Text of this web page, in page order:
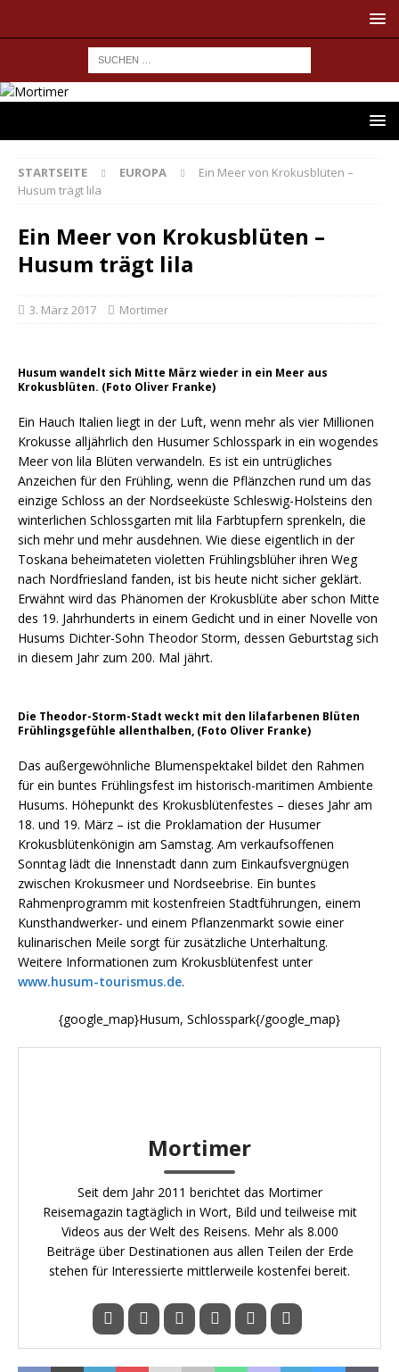
STARTSEITE EUROPA
Ein Meer von Krokusblüten –
Husum trägt lila
Ein Meer von Krokusblüten –
Husum trägt lila
3. März 2017 Mortimer
Husum wandelt sich Mitte März wieder in ein Meer aus
Krokusblüten. (Foto Oliver Franke)
Ein Hauch Italien liegt in der Luft, wenn mehr als vier Millionen
Krokusse alljährlich den Husumer Schlosspark in ein wogendes
Meer von lila Blüten verwandeln. Es ist ein untrügliches
Anzeichen für den Frühling, wenn die Pflänzchen rund um das
einzige Schloss an der Nordseeküste Schleswig-Holsteins den
winterlichen Schlossgarten mit lila Farbtupfern sprenkeln, die
sich mehr und mehr ausdehnen. Wie diese eigentlich in der
Toskana beheimateten violetten Frühlingsblüher ihren Weg
nach Nordfriesland fanden, ist bis heute nicht sicher geklärt.
Erwähnt wird das Phänomen der Krokusblüte aber schon Mitte
des 19. Jahrhunderts in einem Gedicht und in einer Novelle von
Husums Dichter-Sohn Theodor Storm, dessen Geburtstag sich
in diesem Jahr zum 200. Mal jährt.
Die Theodor-Storm-Stadt weckt mit den lilafarbenen Blüten
Frühlingsgefühle allenthalben, (Foto Oliver Franke)
Das außergewöhnliche Blumenspektakel bildet den Rahmen
für ein buntes Frühlingsfest im historisch-maritimen Ambiente
Husums. Höhepunkt des Krokusblütenfestes – dieses Jahr am
18. und 19. März – ist die Proklamation der Husumer
Krokusblütenkönigin am Samstag. Am verkaufsoffenen
Sonntag lädt die Innenstadt dann zum Einkaufsvergnügen
zwischen Krokusmeer und Nordseebrise. Ein buntes
Rahmenprogramm mit kostenfreien Stadtführungen, einem
Kunsthandwerker- und einem Pflanzenmarkt sowie einer
kulinarischen Meile sorgt für zusätzliche Unterhaltung.
Weitere Informationen zum Krokusblütenfest unter
www.husum-tourismus.de.
{google_map}Husum, Schlosspark{/google_map}
Mortimer
Seit dem Jahr 2011 berichtet das Mortimer
Reisemagazin tagtäglich in Wort, Bild und teilweise mit
Videos aus der Welt des Reisens. Mehr als 8.000
Beiträge über Destinationen aus allen Teilen der Erde
stehen für Interessierte mittlerweile kostenfei bereit.